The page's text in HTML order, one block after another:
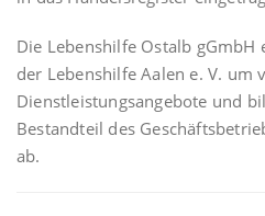
Die Lebenshilfe Ostalb
der Lebenshilfe Aalen e. V. um
Dienstleistungsangebote und
Bestandteil des
ab.